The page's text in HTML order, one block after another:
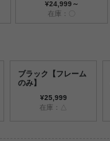
¥24,999～
在庫：〇
ブラック【フレーム
のみ】
¥25,999
在庫：△